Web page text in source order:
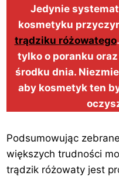
Jedynie
kosmetyku
trądziku różowatego
tylko o poranku
środku dnia.
aby kosmetyk ten
Podsumowując
większych trudności
trądzik różowaty jest